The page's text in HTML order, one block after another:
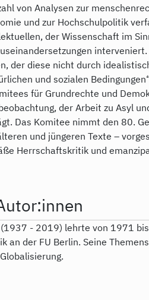
von Analysen zur
und zur Hochschulpolitik
der Wissenschaft im
der diese nicht durch
und sozialen
für Grundrechte und
der Arbeit zu Asyl
Das Komitee nimmt den 80.
und jüngeren Texte –
Herrschaftskritik und
- 2019) lehrte von 1971
an der FU Berlin. Seine